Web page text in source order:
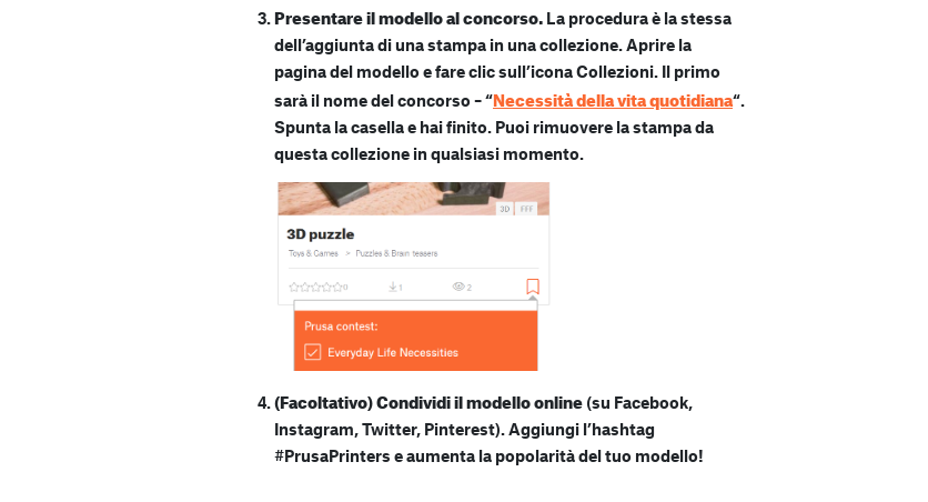
Presentare il modello al concorso. La procedura è la stessa
dell’aggiunta di una stampa in una collezione. Aprire la
pagina del modello e fare clic sull’icona Collezioni. Il primo
sarà il nome del concorso – “Necessità della vita quotidiana“.
Spunta la casella e hai finito. Puoi rimuovere la stampa da
questa collezione in qualsiasi momento.
(Facoltativo) Condividi il modello online (su Facebook,
Instagram, Twitter, Pinterest). Aggiungi l’hashtag
#PrusaPrinters e aumenta la popolarità del tuo modello!